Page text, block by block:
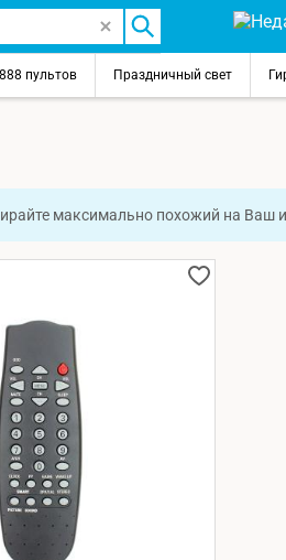
пультов Праздничный свет
максимально похожий на Ваш